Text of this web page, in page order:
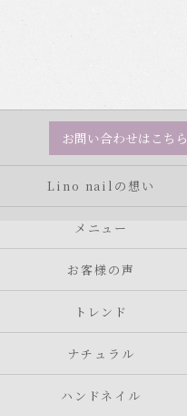
お問い合わせはこちら
Lino nailの想い
メニュー
お客様の声
トレンド
ナチュラル
ハンドネイル